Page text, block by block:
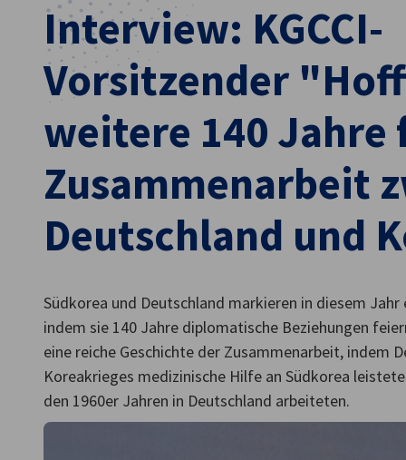
German
South Korea
Interview: KGCCI-
Vorsitzender
weitere 140
Zusammenarbeit
Deutschland und
Südkorea und Deutschland markieren in diesem
indem sie 140 Jahre diplomatische Beziehungen
eine reiche Geschichte der Zusammenarbeit, indem
Koreakrieges medizinische Hilfe an Südkorea
den 1960er Jahren in Deutschland arbeiteten.